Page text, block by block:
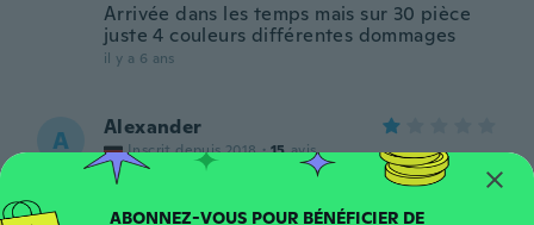
Arrivée dans les temps mais sur 30 pièce
juste 4 couleurs différentes dommages
il y a 6 ans
A Alexander
Inscrit depuis 2018 · 15 avis
il y a 6 ans